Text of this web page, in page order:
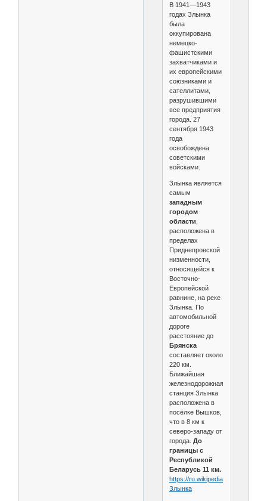
В 1941—1943
годах Злынка
была
оккупирована
немецко-
фашистскими
захватчиками и
их европейскими
союзниками и
сателлитами,
разрушившими
все предприятия
города. 27
сентября 1943
года
освобождена
советскими
войсками.
Злынка является
самым
западным
городом
области
расположена в
пределах
Приднепровской
низменности,
относящейся к
Восточно-
Европейской
равнине, на реке
Злынка. По
автомобильной
дороге
расстояние до
Брянска
составляет около
220 км.
Ближайшая
железнодорожная
станция Злынка
расположена в
посёлке Вышков,
что в 8 км к
северо-западу от
города. До
границы с
Республикой
Беларусь 11 км.
https://ru.wikipedia.org/wiki/
Злынка